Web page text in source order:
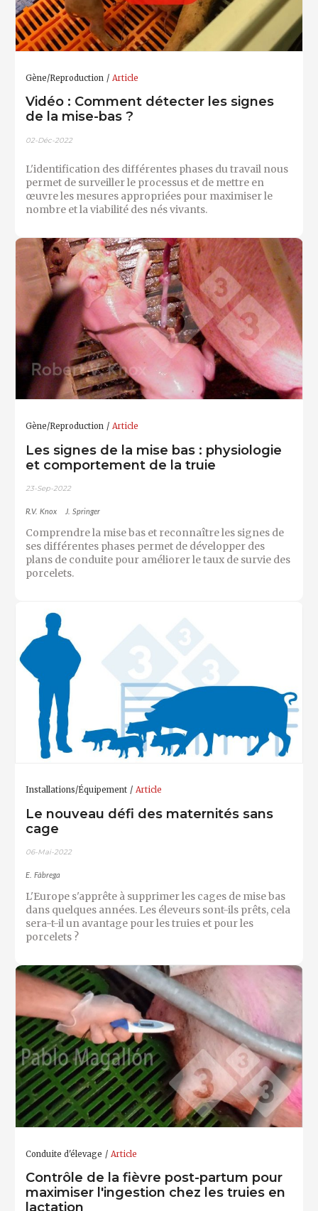
Gène/Reproduction Article
Vidéo : Comment détecter les signes
de la mise-bas ?
02-Déc-2022
L'identification des différentes phases du travail nous
permet de surveiller le processus et de mettre en
œuvre les mesures appropriées pour maximiser le
nombre et la viabilité des nés vivants.
Gène/Reproduction Article
Les signes de la mise bas : physiologie
et comportement de la truie
23-Sep-2022
R.V. Knox J. Springer
Comprendre la mise bas et reconnaître les signes de
ses différentes phases permet de développer des
plans de conduite pour améliorer le taux de survie des
porcelets.
Installations/Équipement Article
Le nouveau défi des maternités sans
cage
06-Mai-2022
E. Fàbrega
L'Europe s'apprête à supprimer les cages de mise bas
dans quelques années. Les éleveurs sont-ils prêts, cela
sera-t-il un avantage pour les truies et pour les
porcelets ?
Conduite d'élevage Article
Contrôle de la fièvre post-partum pour
maximiser l'ingestion chez les truies en
lactation